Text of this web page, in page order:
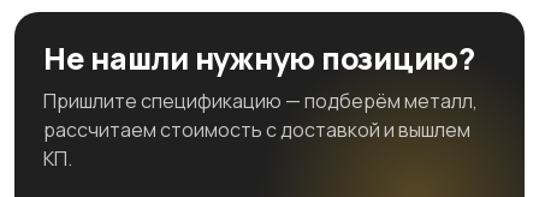
Не нашли нужную позицию?
Пришлите спецификацию — подберём металл,
рассчитаем стоимость с доставкой и вышлем
КП.